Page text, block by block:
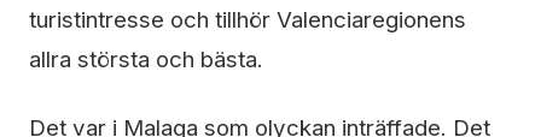
turistintresse och tillhör Valenciaregionens
allra största och bästa.
Det var i Malaga som olyckan inträffade. Det